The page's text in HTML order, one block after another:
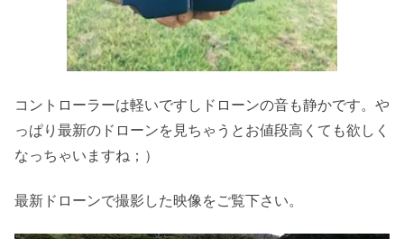
コントローラーは軽いですしドローンの音も静かです。や
っぱり最新のドローンを見ちゃうとお値段高くても欲しく
なっちゃいますね；）
最新ドローンで撮影した映像をご覧下さい。